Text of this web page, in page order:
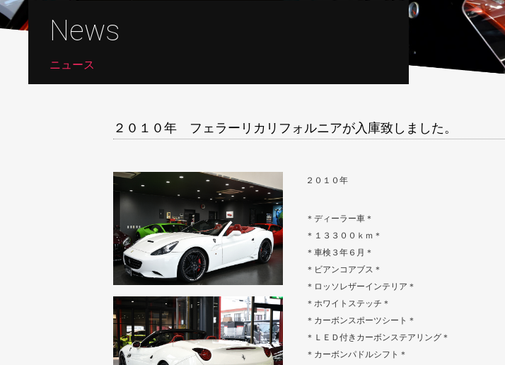
News
ニュース
２０１０年 フェラーリカリフォルニアが入庫致しました。
２０１０年
＊ディーラー車＊
＊１３３００ｋｍ＊
＊車検３年６月＊
＊ビアンコアブス＊
＊ロッソレザーインテリア＊
＊ホワイトステッチ＊
＊カーボンスポーツシート＊
＊ＬＥＤ付きカーボンステアリング＊
＊カーボンパドルシフト＊